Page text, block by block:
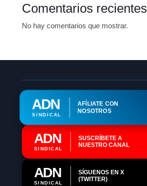
Comentarios recientes
No hay comentarios que mostrar.
ADN
SINDICAL
AFÍLIATE CON
NOSOTROS
ADN
SINDICAL
SUSCRÍBETE A
NUESTRO CANAL
ADN
SINDICAL
SÍGUENOS EN X
(TWITTER)